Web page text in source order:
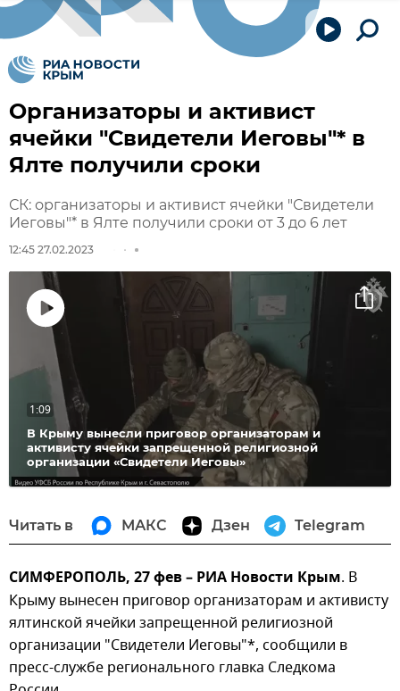
Организаторы и активист
ячейки "Свидетели Иеговы"* в
Ялте получили сроки
СК: организаторы и активист ячейки "Свидетели
Иеговы"* в Ялте получили сроки от 3 до 6 лет
12:45 27.02.2023
Воспроизвести
видео
В Крыму вынесли приговор организаторам и
активисту ячейки запрещенной религиозной
организации «Свидетели Иеговы»
1:09
Читать в МАКС Дзен Telegram
СИМФЕРОПОЛЬ, 27 фев – РИА Новости Крым. В
Крыму вынесен приговор организаторам и активисту
ялтинской ячейки запрещенной религиозной
организации "Свидетели Иеговы"*, сообщили в
пресс-службе регионального главка Следкома